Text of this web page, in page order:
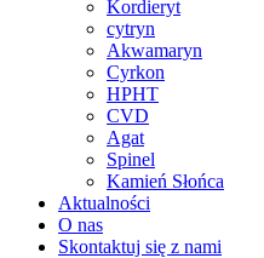
Kordieryt
cytryn
Akwamaryn
Cyrkon
HPHT
CVD
Agat
Spinel
Kamień Słońca
Aktualności
O nas
Skontaktuj się z nami